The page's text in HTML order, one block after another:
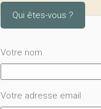
Qui êtes-vous ?
Votre nom
Votre adresse email